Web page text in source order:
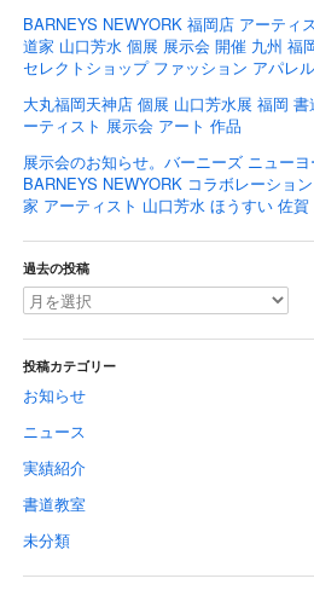
BARNEYS NEWYORK 福岡店 アーティ
道家 山口芳水 個展 展示会 開催 九州 福
セレクトショップ ファッション アパレル
大丸福岡天神店 個展 山口芳水展 福岡 書
ーティスト 展示会 アート 作品
展示会のお知らせ。バーニーズ ニューヨ
BARNEYS NEWYORK コラボレーショ
家 アーティスト 山口芳水 ほうすい 佐賀
過去の投稿
投稿カテゴリー
お知らせ
ニュース
実績紹介
書道教室
未分類